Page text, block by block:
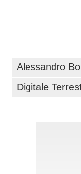
Alessandro
Digitale